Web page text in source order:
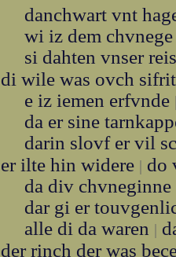
danchwart vnt
wi iz dem
si dahten vnser
di wile was ovch
e iz iemen erfvnde
da er sine
darin slovf er vil
er ilte hin widere | do
da div chvneginne
dar gi er
alle di da waren |
der rinch der was